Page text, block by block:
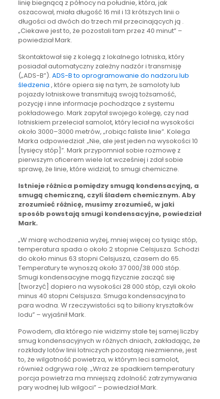
linię biegnącą z północy na południe, która, jak
oszacował, miała długość 16 mil i 13 krótszych linii o
długości od dwóch do trzech mil przecinających ją .
„Ciekawe jest to, że pozostali tam przez 40 minut” –
powiedział Mark.
Skontaktował się z kolegą z lokalnego lotniska, który
posiadał automatyczny zależny nadzór i transmisję
(„ADS-B”). ADS-B to oprogramowanie do nadzoru lub
śledzenia , które opiera się na tym, że samoloty lub
pojazdy lotniskowe transmitują swoją tożsamość,
pozycję i inne informacje pochodzące z systemu
pokładowego. Mark zapytał swojego kolegę, czy nad
lotniskiem przeleciał samolot, który leciał na wysokości
około 3000–3000 metrów, „robiąc faliste linie”. Kolega
Marka odpowiedział: „Nie, ale jest jeden na wysokości 10
[tysięcy stóp]”. Mark przypomniał sobie rozmowę z
pierwszym oficerem wiele lat wcześniej i zdał sobie
sprawę, że linie, które widział, to smugi chemiczne.
Istnieje różnica pomiędzy smugą kondensacyjną, a
smugą chemiczną, czyli śladem chemicznym. Aby
zrozumieć różnicę, musimy zrozumieć, w jaki
sposób powstają smugi kondensacyjne, powiedział
Mark.
„W miarę wchodzenia wyżej, mniej więcej co tysiąc stóp,
temperatura spada o około 2 stopnie Celsjusza. Schodzi
do około minus 63 stopni Celsjusza, czasem do 65.
Temperatury te wynoszą około 37 000/38 000 stóp.
Smugi kondensacyjne mogą fizycznie zacząć się
[tworzyć] dopiero na wysokości 28 000 stóp, czyli około
minus 40 stopni Celsjusza. Smuga kondensacyjna to
para wodna. W rzeczywistości są to biliony kryształków
lodu” – wyjaśnił Mark.
Powodem, dla którego nie widzimy stale tej samej liczby
smug kondensacyjnych w różnych dniach, zakładając, że
rozkłady lotów linii lotniczych pozostają niezmienne, jest
to, że wilgotność powietrza, w którym leci samolot,
również odgrywa rolę. „Wraz ze spadkiem temperatury
porcja powietrza ma mniejszą zdolność zatrzymywania
pary wodnej lub wilgoci” – powiedział Mark.